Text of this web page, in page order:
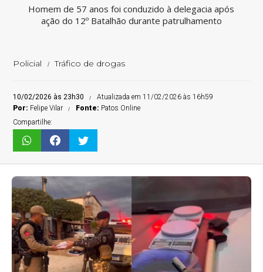
Homem de 57 anos foi conduzido à delegacia após
ação do 12º Batalhão durante patrulhamento
Policial Tráfico de drogas
10/02/2026 às 23h30
Atualizada em 11/02/2026 às 16h59
Por: Felipe Vilar Fonte: Patos Online
Compartilhe: